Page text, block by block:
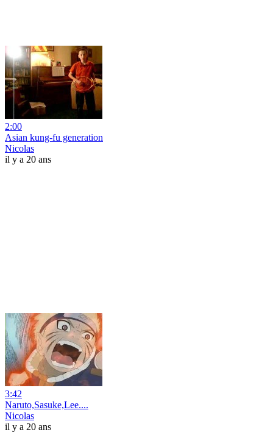
2:00
Asian kung-fu generation
Nicolas
il y a 20 ans
3:42
Naruto,Sasuke,Lee....
Nicolas
il y a 20 ans